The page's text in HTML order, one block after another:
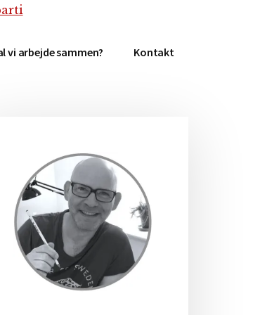
vi arbejde sammen? Kontakt